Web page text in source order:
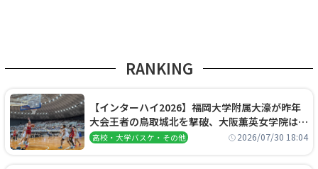
RANKING
【インターハイ2026】福岡大学附属大濠が昨年
大会王者の鳥取城北を撃破、大阪薫英女学院は岐
阜女子に完勝、大会3日目試合結果
高校・大学バスケ・その他 2026/07/30 18:04